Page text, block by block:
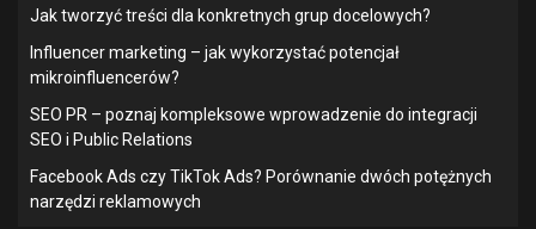
Jak tworzyć treści dla konkretnych grup docelowych?
Influencer marketing – jak wykorzystać potencjał
mikroinfluencerów?
SEO PR – poznaj kompleksowe wprowadzenie do integracji
SEO i Public Relations
Facebook Ads czy TikTok Ads? Porównanie dwóch potężnych
narzędzi reklamowych